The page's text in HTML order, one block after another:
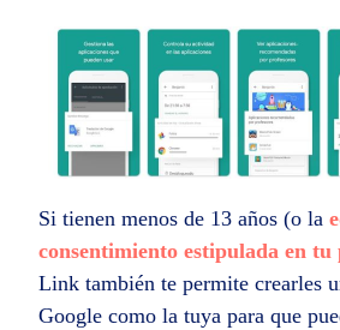
Si tienen menos de 13 años (o la
consentimiento estipulada en tu
Link también te permite crearles
Google como la tuya para que